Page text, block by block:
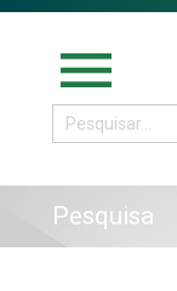
menu
Pesquisa